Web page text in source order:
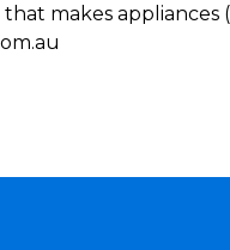
makes appliances